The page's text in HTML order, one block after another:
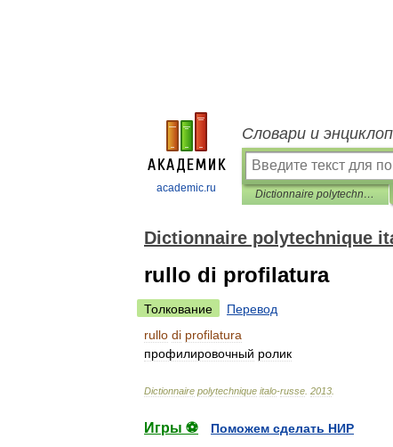
academic.ru
Словари и
Dictionnaire polytechnique italo-russe
Dictionnaire polytechnique
rullo di profilatura
Толкование
Перевод
rullo di profilatura
профилировочный ролик
Dictionnaire polytechnique italo-russe 2013
Игры ⚽
Поможем сделать НИР